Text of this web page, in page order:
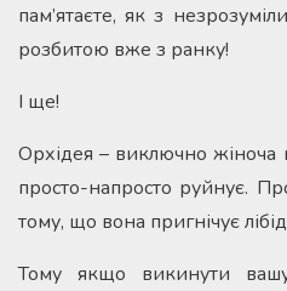
пам’ятаєте, як з
розбитою вже з ранку!
І ще!
Орхідея – виключно жіноча
просто-напросто руйнує.
тому, що вона пригнічує
Тому якщо викинути